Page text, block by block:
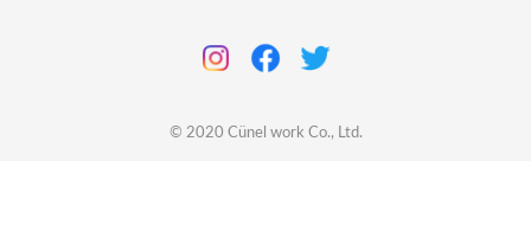
© 2020 Cünel work Co., Ltd.